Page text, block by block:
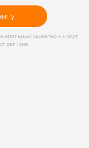
характер и могут
региона